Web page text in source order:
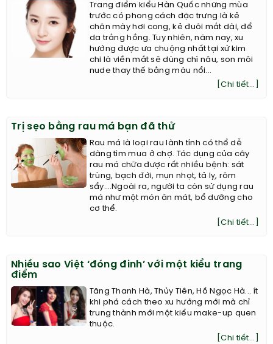
Trang điểm kiểu Hàn Quốc những mùa
trước có phong cách đặc trưng là kẻ
chân mày hơi cong, kẻ đuôi mắt dài, để
da trắng hồng. Tuy nhiên, năm nay, xu
hướng được ưa chuộng nhất tại xứ kim
chi là viền mắt sẽ dùng chì nâu, son môi
nude thay thế bằng màu nổi...
[Chi tiết...]
Trị sẹo bằng rau má bạn đã thử
Rau má là loại rau lành tính có thể dễ
dàng tìm mua ở chợ. Tác dụng của cây
rau má chữa được rất nhiều bệnh: sát
trùng, bạch đới, mụn nhọt, tả lỵ, rôm
sẩy….Ngoài ra, người ta còn sử dụng rau
má như một món ăn mát, bổ dưỡng cho
cơ thể.
[Chi tiết...]
Nhiều sao Việt ‘đóng đinh’ với một kiểu trang
điểm
Tăng Thanh Hà, Thủy Tiên, Hồ Ngọc Hà... ít
khi phá cách theo xu hướng mới mà chỉ
trung thành mới một kiểu make-up quen
thuộc.
[Chi tiết...]